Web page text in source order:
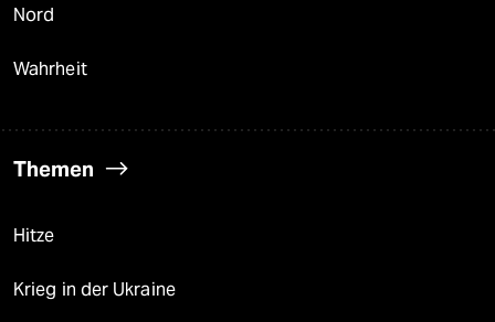
Nord
Wahrheit
Themen
Hitze
Krieg in der Ukraine